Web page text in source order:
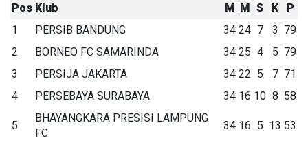
Pos Klub M M S K
P
1
PERSIB BANDUNG 34 24 7 3 79
2
BORNEO FC SAMARINDA 34 25 4 5 79
3
PERSIJA JAKARTA 34 22 5 7 71
4
PERSEBAYA SURABAYA 34 16 10 8 58
5
BHAYANGKARA PRESISI LAMPUNG
FC
34 16 5 13 53